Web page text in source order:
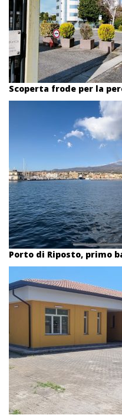
Scoperta frode per la
Porto di Riposto, primo